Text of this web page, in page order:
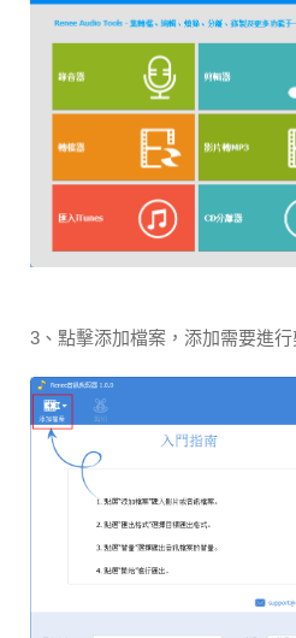
3、點擊添加檔案，添加需要進行